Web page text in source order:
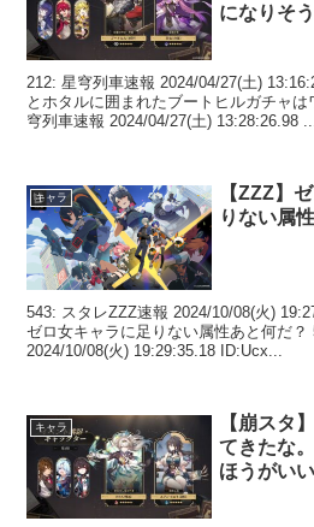
になりそ
212: 星穹列車速報 2024/04/27(土)
とホタルに囲まれたブートヒルガチャ
穹列車速報 2024/04/27(土) 13:28:26.98
キャラ
【ZZZ】
りない属
543: スタレZZZ速報 2024/10/08(火)
ゼロ女キャラに足りない属性あと何だ？
2024/10/08(火) 19:29:35.18 ID:Ucx...
キャラ
【崩スタ
てきたな
ほうがい